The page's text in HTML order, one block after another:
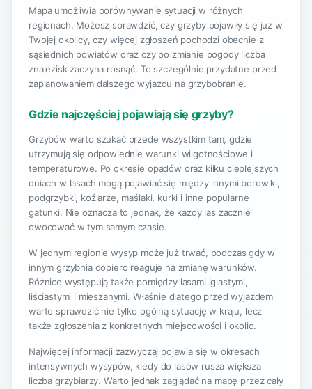
Mapa umożliwia porównywanie sytuacji w różnych
regionach. Możesz sprawdzić, czy grzyby pojawiły się już w
Twojej okolicy, czy więcej zgłoszeń pochodzi obecnie z
sąsiednich powiatów oraz czy po zmianie pogody liczba
znalezisk zaczyna rosnąć. To szczególnie przydatne przed
zaplanowaniem dalszego wyjazdu na grzybobranie.
Gdzie najczęściej pojawiają się grzyby?
Grzybów warto szukać przede wszystkim tam, gdzie
utrzymują się odpowiednie warunki wilgotnościowe i
temperaturowe. Po okresie opadów oraz kilku cieplejszych
dniach w lasach mogą pojawiać się między innymi borowiki,
podgrzybki, koźlarze, maślaki, kurki i inne popularne
gatunki. Nie oznacza to jednak, że każdy las zacznie
owocować w tym samym czasie.
W jednym regionie wysyp może już trwać, podczas gdy w
innym grzybnia dopiero reaguje na zmianę warunków.
Różnice występują także pomiędzy lasami iglastymi,
liściastymi i mieszanymi. Właśnie dlatego przed wyjazdem
warto sprawdzić nie tylko ogólną sytuację w kraju, lecz
także zgłoszenia z konkretnych miejscowości i okolic.
Najwięcej informacji zazwyczaj pojawia się w okresach
intensywnych wysypów, kiedy do lasów rusza większa
liczba grzybiarzy. Warto jednak zaglądać na mapę przez cały